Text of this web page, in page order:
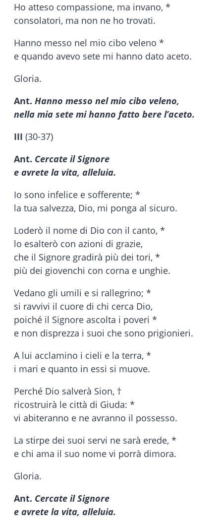
Ho atteso compassione, ma invano, *
consolatori, ma non ne ho trovati.
Hanno messo nel mio cibo veleno *
e quando avevo sete mi hanno dato aceto.
Gloria.
Ant. Hanno messo nel mio cibo veleno,
nella mia sete mi hanno fatto bere l’aceto.
III (30-37)
Ant. Cercate il Signore
e avrete la vita, alleluia.
Io sono infelice e sofferente; *
la tua salvezza, Dio, mi ponga al sicuro.
Loderò il nome di Dio con il canto, *
lo esalterò con azioni di grazie,
che il Signore gradirà più dei tori, *
più dei giovenchi con corna e unghie.
Vedano gli umili e si rallegrino; *
si ravvivi il cuore di chi cerca Dio,
poiché il Signore ascolta i poveri *
e non disprezza i suoi che sono prigionieri.
A lui acclamino i cieli e la terra, *
i mari e quanto in essi si muove.
Perché Dio salverà Sion, †
ricostruirà le città di Giuda: *
vi abiteranno e ne avranno il possesso.
La stirpe dei suoi servi ne sarà erede, *
e chi ama il suo nome vi porrà dimora.
Gloria.
Ant. Cercate il Signore
e avrete la vita, alleluia.